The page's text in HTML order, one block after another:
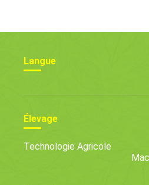
Langue
Élevage
Technologie Agricole